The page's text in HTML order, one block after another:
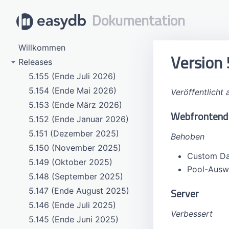
Dokumentation
Willkommen
Releases
5.155 (Ende Juli 2026)
5.154 (Ende Mai 2026)
5.153 (Ende März 2026)
5.152 (Ende Januar 2026)
5.151 (Dezember 2025)
5.150 (November 2025)
5.149 (Oktober 2025)
5.148 (September 2025)
5.147 (Ende August 2025)
5.146 (Ende Juli 2025)
5.145 (Ende Juni 2025)
Version
Veröffentlicht
Webfrontend
Behoben
Custom
Pool-
Server
Verbessert